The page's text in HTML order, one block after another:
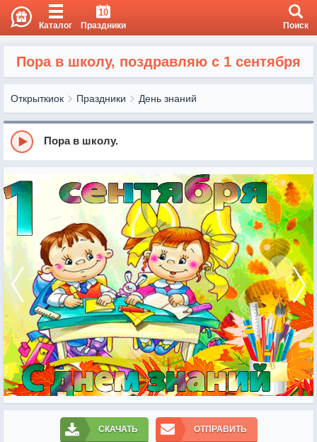
Каталог
10
Праздники Поиск
Пора в школу, поздравляю с 1 сентября
Открыткиок Праздники День знаний
Пора в школу.
СКАЧАТЬ ОТПРАВИТЬ